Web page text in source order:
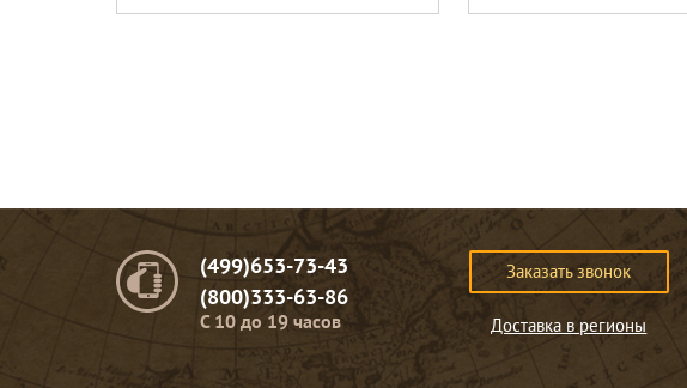
(499)653-73-43
(800)333-63-86
C 10 до 19 часов
Заказать звонок
Доставка в регионы